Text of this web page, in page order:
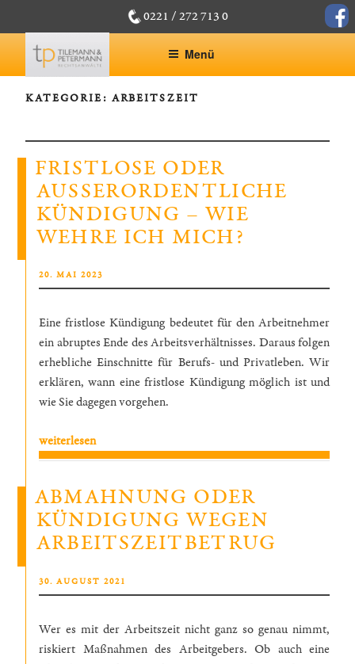
Inhalt
springen
0221 / 272 713 0
Menü
KATEGORIE: ARBEITSZEIT
FRISTLOSE ODER
AUSSERORDENTLICHE K
ÜNDIGUNG – WIE W
EHRE ICH MICH?
VERÖFFENTLICHT
20. MAI 2023
Eine fristlose Kündigung bedeutet für den Arbeitnehmer
ein abruptes Ende des Arbeitsverhältnisses. Daraus folgen
erhebliche Einschnitte für Berufs- und Privatleben. Wir
erklären, wann eine fristlose Kündigung möglich ist und
wie Sie dagegen vorgehen.
„Fristlose
oder
Kündigung
–
wie
ich
mich? “
weiterlesen
ABMAHNUNG ODER
KÜNDIGUNG WEGEN
ARBEITSZEITBETRUG
VERÖFFENTLICHT
30. AUGUST 2021
Wer es mit der Arbeitszeit nicht ganz so genau nimmt,
riskiert Maßnahmen des Arbeitgebers. Ob auch eine